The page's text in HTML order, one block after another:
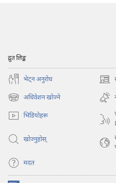
द्रुत लिङ्क
भेट्‌न अनुरोध
अर्को
ट्याबमा
पृष्ठ
अधिवेशन खोज्ने
(ब्राउजरको
अर्को
ट्याबमा
पृष्ठ
भिडियोहरू
खोज्नुहोस्‌
मदत